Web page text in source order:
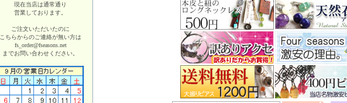
現在当店は通常通り
営業しております。
ご注文いただいたのに
こちらからのご連絡が無い方は
fs_order@fseasons.net
までお問い合わせください。